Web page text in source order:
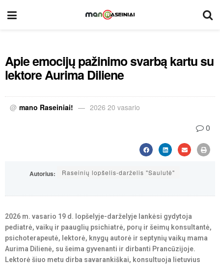
Apie emocijų pažinimo svarbą kartu su
lektore Aurima Diliene
@ mano Raseiniai! 2026 20 vasario
0
Autorius: Raseinių lopšelis-darželis "Saulutė"
2026 m. vasario 19 d. lopšelyje-darželyje lankėsi gydytoja
pediatrė, vaikų ir paauglių psichiatrė, porų ir šeimų konsultantė,
psichoterapeutė, lektorė, knygų autorė ir septynių vaikų mama
Aurima Dilienė, su šeima gyvenanti ir dirbanti Prancūzijoje.
Lektorė šiuo metu dirba savarankiškai, konsultuoja lietuvius